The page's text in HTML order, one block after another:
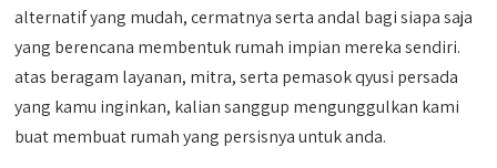
alternatif yang mudah, cermatnya serta andal bagi siapa saja
yang berencana membentuk rumah impian mereka sendiri.
atas beragam layanan, mitra, serta pemasok qyusi persada
yang kamu inginkan, kalian sanggup mengunggulkan kami
buat membuat rumah yang persisnya untuk anda.